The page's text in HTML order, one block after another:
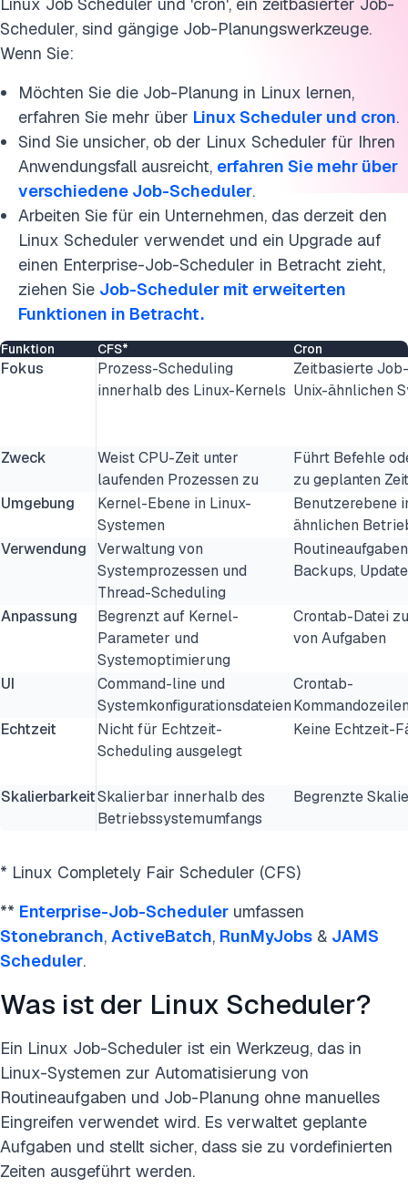
Scheduler, sind gängige Job-Planungswerkzeuge.
Wenn Sie:
Möchten Sie die Job-Planung in Linux lernen,
erfahren Sie mehr über Linux Scheduler und cron.
Sind Sie unsicher, ob der Linux Scheduler für Ihren
Anwendungsfall ausreicht, erfahren Sie mehr über
verschiedene Job-Scheduler.
Arbeiten Sie für ein Unternehmen, das derzeit den
Linux Scheduler verwendet und ein Upgrade auf
einen Enterprise-Job-Scheduler in Betracht zieht,
ziehen Sie Job-Scheduler mit erweiterten
Funktionen in Betracht.
Funktion CFS* Cron
Fokus
Prozess-Scheduling
innerhalb des Linux-Kernels
Zeitbasierte
Unix-ähnlichen
Zweck
Weist CPU-Zeit unter
laufenden Prozessen zu
Führt Befehle
zu geplanten
Umgebung
Kernel-Ebene in Linux-
Systemen
Benutzerebene
ähnlichen
Verwendung
Verwaltung von
Systemprozessen und
Thread-Scheduling
Backups,
Anpassung
Begrenzt auf Kernel-
Parameter und
Systemoptimierung
Crontab-Datei
von Aufgaben
UI
Command-line und
Systemkonfigurationsdateien
Crontab-
Echtzeit
Nicht für Echtzeit-
Scheduling ausgelegt
Keine Echtzeit-
SkalierbarkeitSkalierbar innerhalb des
Betriebssystemumfangs
Begrenzte
* Linux Completely Fair Scheduler (CFS)
** Enterprise-Job-Scheduler umfassen
Stonebranch, ActiveBatch, RunMyJobs & JAMS
Scheduler.
Was ist der Linux Scheduler?
Ein Linux Job-Scheduler ist ein Werkzeug, das in
Linux-Systemen zur Automatisierung von
Routineaufgaben und Job-Planung ohne manuelles
Eingreifen verwendet wird. Es verwaltet geplante
Aufgaben und stellt sicher, dass sie zu vordefinierten
Zeiten ausgeführt werden.